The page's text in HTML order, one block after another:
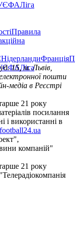
Ліга
Правила
НідерландиФранція
УЄФАЛіга
15, м. Львів,
пошти
медіа в Реєстрі
21 року
посилання
і використанні в
football24.ua
компаній"
21 року